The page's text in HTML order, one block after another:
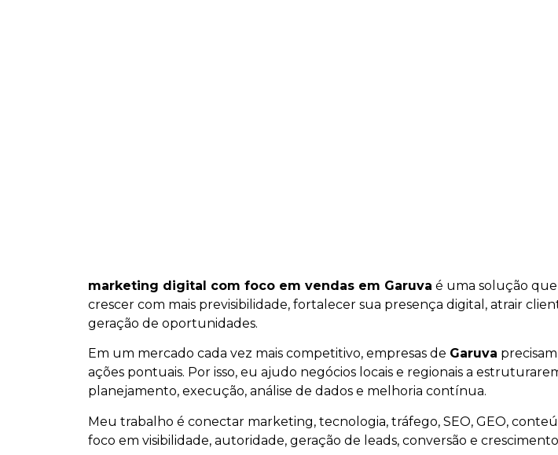
marketing digital com foco em vendas em Garuva é uma solução
crescer com mais previsibilidade, fortalecer sua presença digital, atrair
geração de oportunidades.
Em um mercado cada vez mais competitivo, empresas de Garuva
ações pontuais. Por isso, eu ajudo negócios locais e regionais a
planejamento, execução, análise de dados e melhoria contínua.
Meu trabalho é conectar marketing, tecnologia, tráfego, SEO, GEO,
foco em visibilidade, autoridade, geração de leads, conversão e